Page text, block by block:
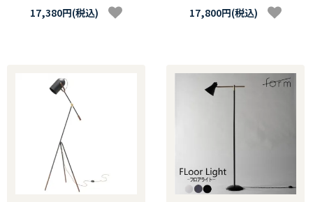
17,380円(税込) 17,800円(税込)